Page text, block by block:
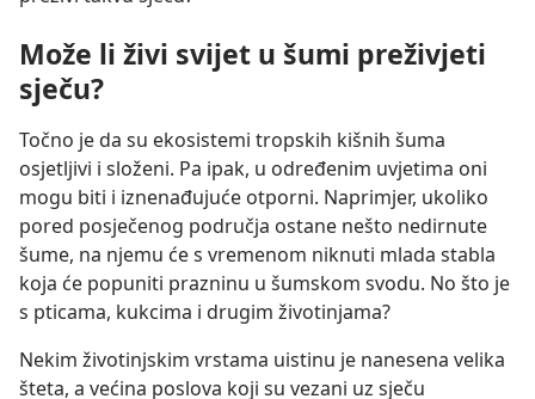
Može li živi svijet u šumi preživjeti
sječu?
Točno je da su ekosistemi tropskih kišnih šuma
osjetljivi i složeni. Pa ipak, u određenim uvjetima oni
mogu biti i iznenađujuće otporni. Naprimjer, ukoliko
pored posječenog područja ostane nešto nedirnute
šume, na njemu će s vremenom niknuti mlada stabla
koja će popuniti prazninu u šumskom svodu. No što je
s pticama, kukcima i drugim životinjama?
Nekim životinjskim vrstama uistinu je nanesena velika
šteta, a većina poslova koji su vezani uz sječu